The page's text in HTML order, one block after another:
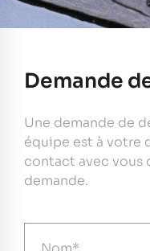
Demande
Une demande de
équipe est à votre
contact avec vous
demande.